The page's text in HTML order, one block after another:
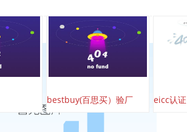
bestbuy(百思买）验厂 eicc认